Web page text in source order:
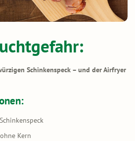
Schinkenspeck – und der Airfryer
Kern